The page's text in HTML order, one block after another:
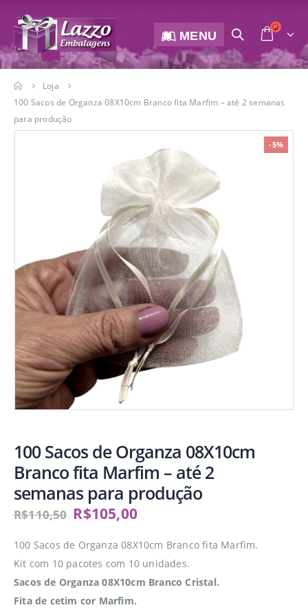
MENU
Loja
100 Sacos de Organza 08X10cm Branco fita Marfim – até 2 semanas
para produção
-5%
100 Sacos de Organza 08X10cm
Branco fita Marfim – até 2
semanas para produção
R$110,50 R$105,00
100 Sacos de Organza 08X10cm Branco fita Marfim.
Kit com 10 pacotes com 10 unidades.
Sacos de Organza 08X10cm Branco Cristal.
Fita de cetim cor Marfim.